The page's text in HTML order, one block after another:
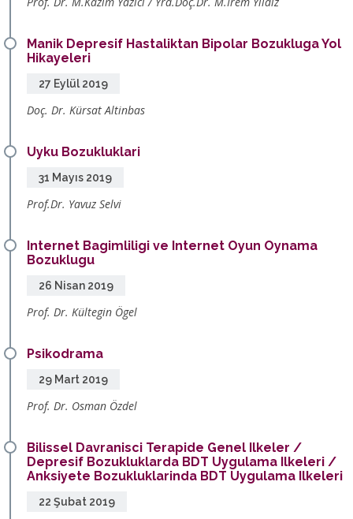
Manik Depresif Hastaliktan Bipolar Bozukluga Yol
Hikayeleri
27 Eylül 2019
Doç. Dr. Kürsat Altinbas
Uyku Bozukluklari
31 Mayıs 2019
Prof.Dr. Yavuz Selvi
Internet Bagimliligi ve Internet Oyun Oynama
Bozuklugu
26 Nisan 2019
Prof. Dr. Kültegin Ögel
Psikodrama
29 Mart 2019
Prof. Dr. Osman Özdel
Bilissel Davranisci Terapide Genel Ilkeler /
Depresif Bozukluklarda BDT Uygulama Ilkeleri /
Anksiyete Bozukluklarinda BDT Uygulama Ilkeleri
22 Şubat 2019